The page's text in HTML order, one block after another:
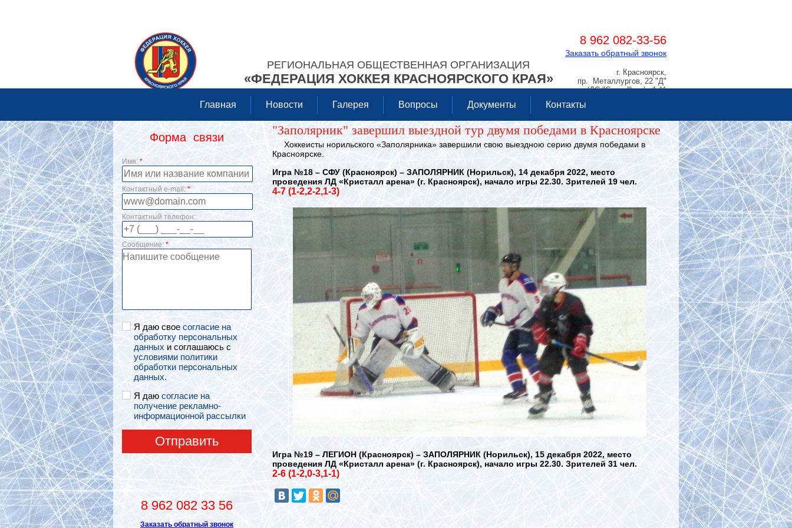
РЕГИОНАЛЬНАЯ ОБЩЕСТВЕННАЯ ОРГАНИЗАЦИЯ
«ФЕДЕРАЦИЯ ХОККЕЯ КРАСНОЯРСКОГО КРАЯ»
8 962 082-33-56
Заказать обратный звонок
г. Красноярск,
пр. Металлургов, 22 "Д"
(ДС "Сокол"), оф. 1.11
Главная Новости Галерея Вопросы Документы Контакты
Форма связи
Имя: *
Контактный e-mail: *
Контактный телефон:
Сообщение: *
Я даю свое согласие на
обработку персональных
данных и соглашаюсь с
условиями политики
обработки персональных
данных.
Я даю согласие на
получение рекламно-
информационной рассылки
Отправить
8 962 082 33 56
Заказать обратный звонок
"Заполярник" завершил выездной тур двумя победами в Красноярске
Хоккеисты норильского «Заполярника» завершили свою выездною серию двумя победами в
Красноярске.
Игра №18 – СФУ (Красноярск) – ЗАПОЛЯРНИК (Норильск), 14 декабря 2022, место
проведения ЛД «Кристалл арена» (г. Красноярск), начало игры 22.30. Зрителей 19 чел.
4-7 (1-2,2-2,1-3)
Игра №19 – ЛЕГИОН (Красноярск) – ЗАПОЛЯРНИК (Норильск), 15 декабря 2022, место
проведения ЛД «Кристалл арена» (г. Красноярск), начало игры 22.30. Зрителей 31 чел.
2-6 (1-2,0-3,1-1)